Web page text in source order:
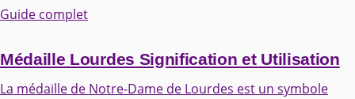
Guide complet
Médaille Lourdes Signification et Utilisation
La médaille de Notre-Dame de Lourdes est un symbole